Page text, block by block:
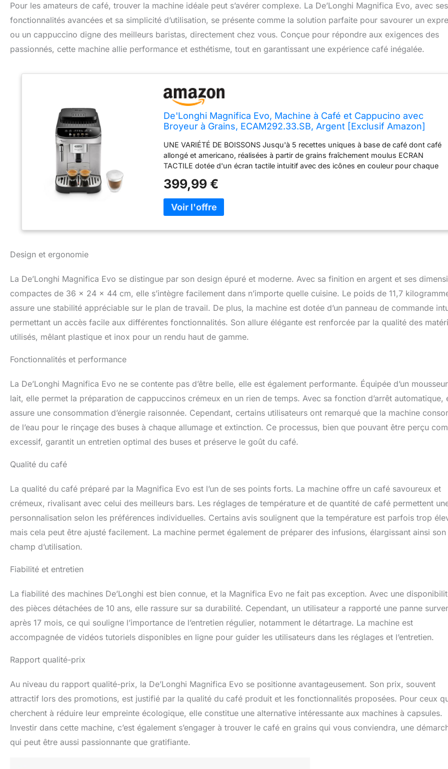
Pour les amateurs de café, trouver la machine idéale peut s’avérer complexe. La De’Longhi Magnifica Evo, avec ses
fonctionnalités avancées et sa simplicité d’utilisation, se présente comme la solution parfaite pour savourer un
ou un cappuccino digne des meilleurs baristas, directement chez vous. Conçue pour répondre aux exigences des
passionnés, cette machine allie performance et esthétisme, tout en garantissant une expérience café inégalée.
De'Longhi Magnifica Evo, Machine à Café et Cappucino avec
Broyeur à Grains, ECAM292.33.SB, Argent [Exclusif Amazon]
UNE VARIÉTÉ DE BOISSONS Jusqu'à 5 recettes uniques à base de café dont café
allongé et americano, réalisées à partir de grains fraîchement moulus ECRAN
TACTILE dotée d'un écran tactile intuitif avec des icônes en couleur pour chaque
cuisine moderne MOUSSEUR À LAIT Mousseur à lait manuel pour les préparations
à base de lait, ou d'eau chaude pour les thés et infusions FACILITÉ
D'UTILISATION Profitez de l'expérience ultime du café dans le confort de votre
maison avec la De'Longhi Magnifica Evo NETTOYAGE FACILE Entretien et
nettoyage faciles, grâce à la fonction de nettoyage automatique et aux
399,99 €
Design et ergonomie
La De’Longhi Magnifica Evo se distingue par son design épuré et moderne. Avec sa finition en argent et ses
compactes de 36 x 24 x 44 cm, elle s’intègre facilement dans n’importe quelle cuisine. Le poids de 11,7
assure une stabilité appréciable sur le plan de travail. De plus, la machine est dotée d’un panneau de commande
permettant un accès facile aux différentes fonctionnalités. Son allure élégante est renforcée par la qualité des
utilisés, mêlant plastique et inox pour un rendu haut de gamme.
Fonctionnalités et performance
La De’Longhi Magnifica Evo ne se contente pas d’être belle, elle est également performante. Équipée d’un
lait, elle permet la préparation de cappuccinos crémeux en un rien de temps. Avec sa fonction d’arrêt automatique,
assure une consommation d’énergie raisonnée. Cependant, certains utilisateurs ont remarqué que la machine
de l’eau pour le rinçage des buses à chaque allumage et extinction. Ce processus, bien que pouvant être perçu
excessif, garantit un entretien optimal des buses et préserve le goût du café.
Qualité du café
La qualité du café préparé par la Magnifica Evo est l’un de ses points forts. La machine offre un café savoureux et
crémeux, rivalisant avec celui des meilleurs bars. Les réglages de température et de quantité de café permettent
personnalisation selon les préférences individuelles. Certains avis soulignent que la température est parfois trop
mais cela peut être ajusté facilement. La machine permet également de préparer des infusions, élargissant ainsi son
champ d’utilisation.
Fiabilité et entretien
La fiabilité des machines De’Longhi est bien connue, et la Magnifica Evo ne fait pas exception. Avec une
des pièces détachées de 10 ans, elle rassure sur sa durabilité. Cependant, un utilisateur a rapporté une panne
après 17 mois, ce qui souligne l’importance de l’entretien régulier, notamment le détartrage. La machine est
accompagnée de vidéos tutoriels disponibles en ligne pour guider les utilisateurs dans les réglages et l’entretien.
Rapport qualité-prix
Au niveau du rapport qualité-prix, la De’Longhi Magnifica Evo se positionne avantageusement. Son prix, souvent
attractif lors des promotions, est justifié par la qualité du café produit et les fonctionnalités proposées. Pour ceux
cherchent à réduire leur empreinte écologique, elle constitue une alternative intéressante aux machines à capsules.
Investir dans cette machine, c’est également s’engager à trouver le café en grains qui vous conviendra, une
qui peut être aussi passionnante que gratifiante.